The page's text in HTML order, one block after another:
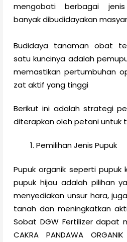
mengobati berbagai
banyak dibudidayakan
Budidaya tanaman obat
satu kuncinya adalah
memastikan pertumbuhan
zat aktif yang tinggi
Berikut ini adalah strategi
diterapkan oleh petani untuk
Pemilihan Jenis Pupuk
Pupuk organik seperti pupuk
pupuk hijau adalah pilihan
menyediakan unsur hara,
tanah dan meningkatkan
Sobat DGW Fertilizer dapat
CAKRA PANDAWA